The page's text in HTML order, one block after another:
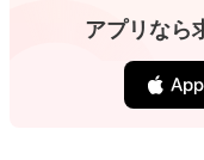
アプリなら